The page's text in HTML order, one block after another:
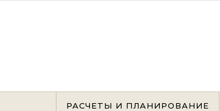
РАСЧЕТЫ И ПЛАНИРОВАНИЕ